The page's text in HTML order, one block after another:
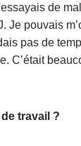
de
Je pouvais
pas de
C’était
travail ?